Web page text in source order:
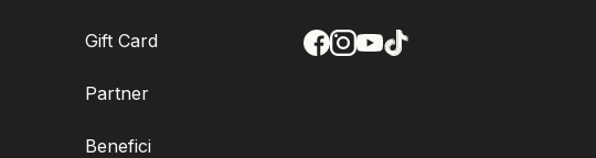
Gift Card
Partner
Benefici